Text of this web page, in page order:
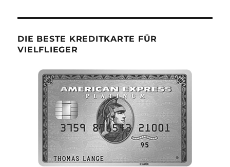
DIE BESTE KREDITKARTE FÜR
VIELFLIEGER